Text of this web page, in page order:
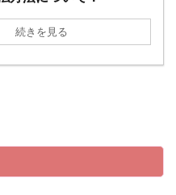
続きを見る